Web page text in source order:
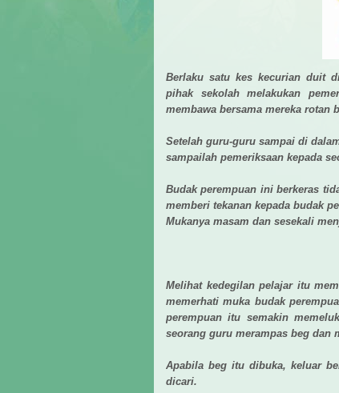
Berlaku satu kes kecurian duit
pihak sekolah melakukan
membawa bersama mereka rotan
Setelah guru-guru sampai di
sampailah pemeriksaan kepada
Budak perempuan ini berkeras
memberi tekanan kepada budak
Mukanya masam dan sesekali
Melihat kedegilan pelajar itu
memerhati muka budak
perempuan itu semakin
seorang guru merampas beg dan
Apabila beg itu dibuka, keluar
dicari.